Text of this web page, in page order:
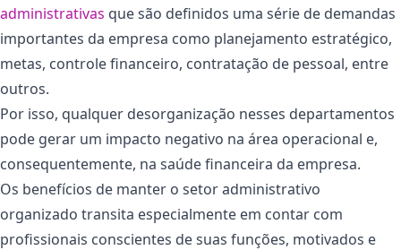
administrativas que são definidos uma série de demandas
importantes da empresa como planejamento estratégico,
metas, controle financeiro, contratação de pessoal, entre
outros.
Por isso, qualquer desorganização nesses departamentos
pode gerar um impacto negativo na área operacional e,
consequentemente, na saúde financeira da empresa.
Os benefícios de manter o setor administrativo
organizado transita especialmente em contar com
profissionais conscientes de suas funções, motivados e